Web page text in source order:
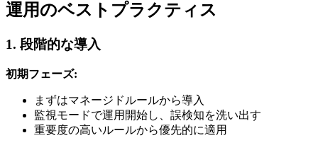
運用のベストプラクティス
1. 段階的な導入
初期フェーズ:
まずはマネージドルールから導入
監視モードで運用開始し、誤検知を洗い出す
重要度の高いルールから優先的に適用